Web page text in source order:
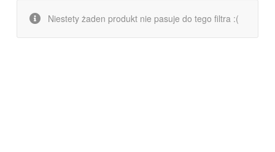
Niestety żaden produkt nie pasuje do tego filtra :(